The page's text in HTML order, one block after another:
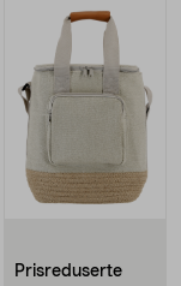
Prisreduserte